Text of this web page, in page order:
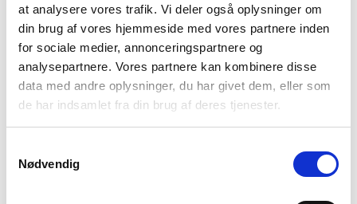
at analysere vores trafik. Vi deler også oplysninger om
din brug af vores hjemmeside med vores partnere inden
for sociale medier, annonceringspartnere og
analysepartnere. Vores partnere kan kombinere disse
data med andre oplysninger, du har givet dem, eller som
de har indsamlet fra din brug af deres tjenester.
Nødvendig
Vi rådgiver både private, såvel som erhverv og foreninger.
Vi lægger stor vægt på en flad og direkte
organisationsstruktur, hvor ledelsen er tæt på
medarbejderne, og medarbejderne er tæt på kunderne.
Kontakt din lokale afdeling for at høre mere! Vi er en stærk
samarbejdspartner for privatkunder, erhvervsvirksomheder